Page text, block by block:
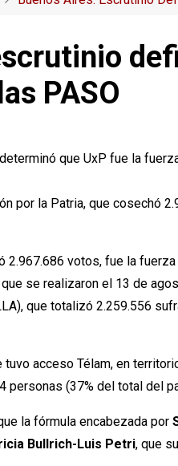
PASO
por la Patria, que cosechó
2.967.686 votos, fue la
que se realizaron el 13 de
que totalizó 2.259.556
acceso Télam, en
personas (37% del total del
la fórmula encabezada por
Bullrich-Luis Petri, que